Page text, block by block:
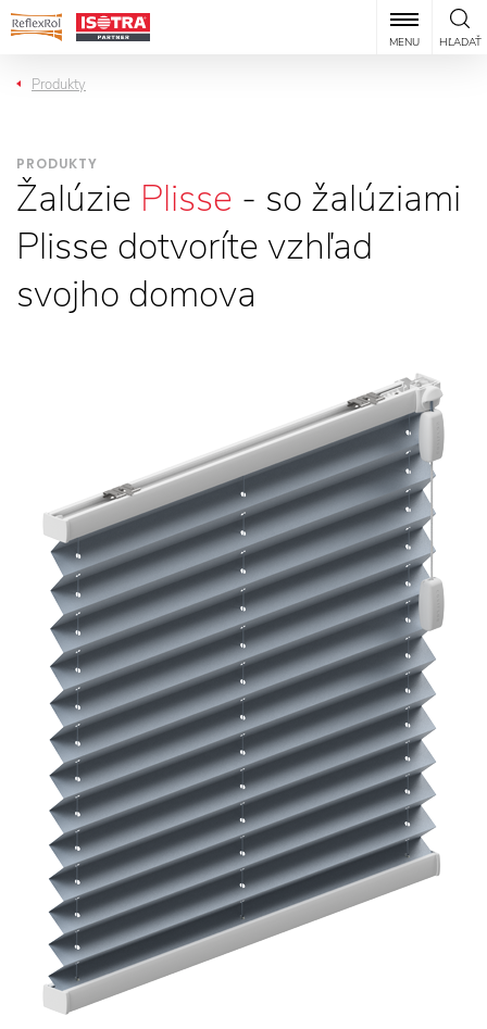
HĽADAŤ
MENU
Produkty
PRODUKTY
Žalúzie Plisse - so žalúziami
Plisse dotvoríte vzhľad
svojho domova